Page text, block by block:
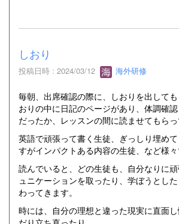
しおり
投稿日時 : 2024/03/12 海外研修
毎朝、出席確認の際に、しおりを出して
おりの中に日記のページがあり、体調確
だったか、レッスンの間に読ませてもらっ
英語で頑張って書く生徒、ぎっしり埋め
すがインパクトある内容の生徒、など様々
読んでいると、どの生徒も、自分なりに
ュニケーションを取ったり、学ぼうとし
わってきます。
時には、自分の理想と違った現実に直面